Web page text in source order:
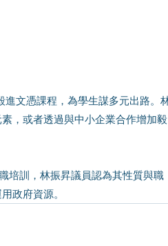
，或者透過與中小企業合作增加毅
政府資源。